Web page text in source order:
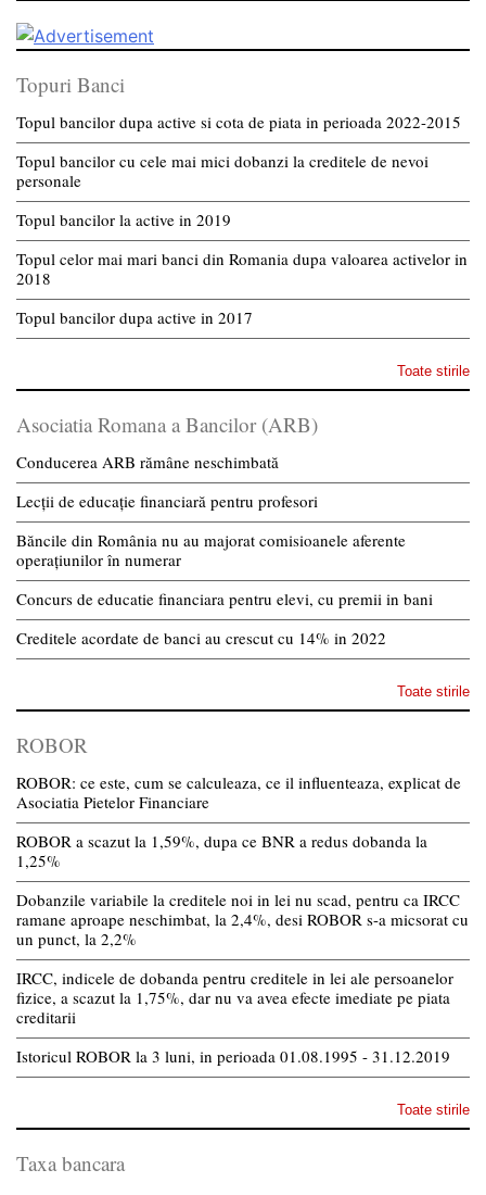
Topuri Banci
Topul bancilor dupa active si cota de piata in perioada 2022-2015
Topul bancilor cu cele mai mici dobanzi la creditele de nevoi
personale
Topul bancilor la active in 2019
Topul celor mai mari banci din Romania dupa valoarea activelor in
2018
Topul bancilor dupa active in 2017
Toate stirile
Asociatia Romana a Bancilor (ARB)
Conducerea ARB rămâne neschimbată
Lecții de educație financiară pentru profesori
Băncile din România nu au majorat comisioanele aferente
operațiunilor în numerar
Concurs de educatie financiara pentru elevi, cu premii in bani
Creditele acordate de banci au crescut cu 14% in 2022
Toate stirile
ROBOR
ROBOR: ce este, cum se calculeaza, ce il influenteaza, explicat de
Asociatia Pietelor Financiare
ROBOR a scazut la 1,59%, dupa ce BNR a redus dobanda la
1,25%
Dobanzile variabile la creditele noi in lei nu scad, pentru ca IRCC
ramane aproape neschimbat, la 2,4%, desi ROBOR s-a micsorat cu
un punct, la 2,2%
IRCC, indicele de dobanda pentru creditele in lei ale persoanelor
fizice, a scazut la 1,75%, dar nu va avea efecte imediate pe piata
creditarii
Istoricul ROBOR la 3 luni, in perioada 01.08.1995 - 31.12.2019
Toate stirile
Taxa bancara